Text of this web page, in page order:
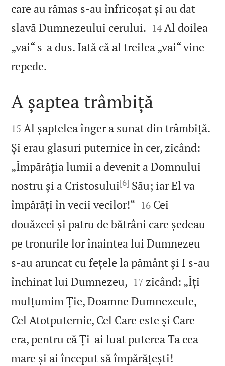
care au rămas s‑au înfricoșat și au dat
slavă Dumnezeului cerului. 

14 Al doilea
„vai“ s‑a dus. Iată că al treilea „vai“ vine
repede.

A șaptea trâmbiță

15 Al șaptelea înger a sunat din trâmbiță.
Și erau glasuri puternice în cer, zicând:
„Împărăția lumii a devenit a Domnului
nostru și a Cristosului[6] Său; iar El va
împărăți în vecii vecilor!“ 

16 Cei
douăzeci și patru de bătrâni care ședeau
pe tronurile lor înaintea lui Dumnezeu
s‑au aruncat cu fețele la pământ și I s‑au
închinat lui Dumnezeu, 

17 zicând: „Îți
mulțumim Ție, Doamne Dumnezeule,
Cel Atotputernic, Cel Care este și Care
era, pentru că Ți‑ai luat puterea Ta cea
mare și ai început să împărățești!